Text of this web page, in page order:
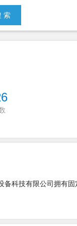
索
备科技有限公司拥有固